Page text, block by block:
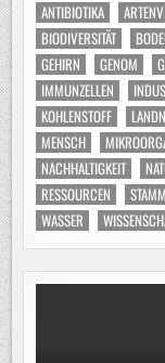
ANTIBIOTIKA
BIODIVERSITÄT
GEHIRN
GENOM
IMMUNZELLEN
KOHLENSTOFF
MENSCH
NACHHALTIGKEIT
RESSOURCEN
WASSER